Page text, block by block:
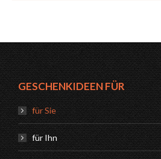
GESCHENKIDEEN FÜR
für Sie
für Ihn